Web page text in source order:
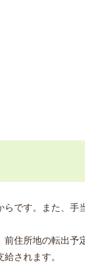
です。また、手
住所地の転出予
されます。